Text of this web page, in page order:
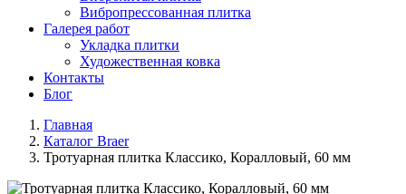
Вибропрессованная плитка
Галерея работ
Укладка плитки
Художественная ковка
Контакты
Блог
Главная
Каталог Braer
Тротуарная плитка Классико, Коралловый, 60 мм